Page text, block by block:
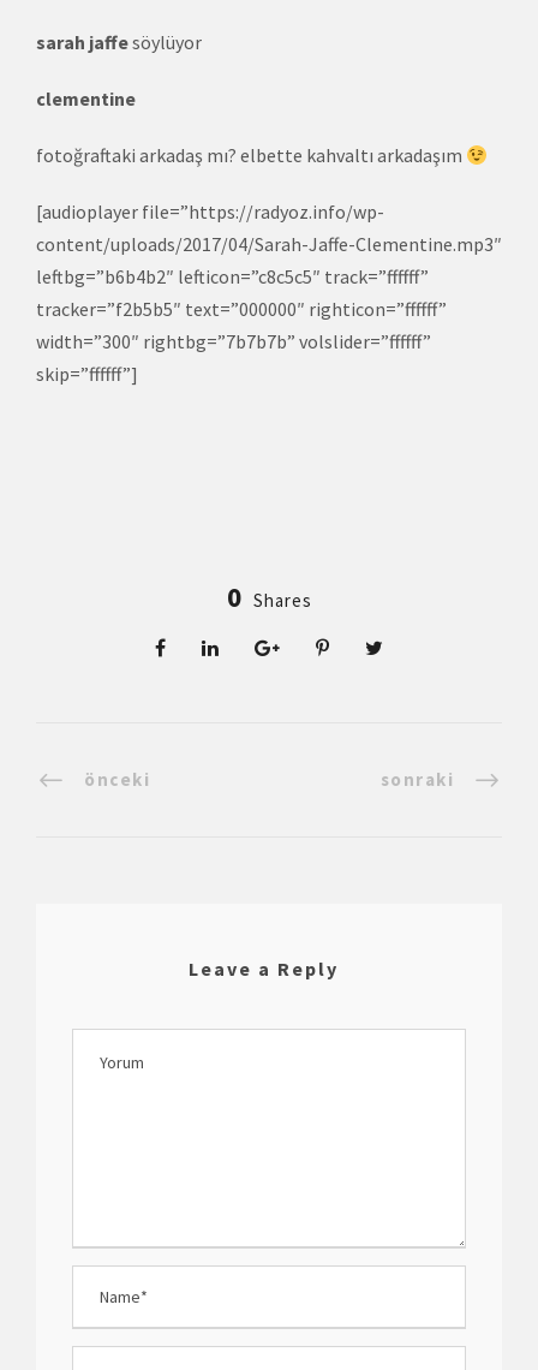
sarah jaffesöylüyor
clementine
fotoğraftaki arkadaş mı? elbette kahvaltı arkadaşım
[audioplayer file=”https://radyoz.info/wp-
content/uploads/2017/04/Sarah-Jaffe-Clementine.mp3″
leftbg=”b6b4b2″ lefticon=”c8c5c5″ track=”ffffff”
tracker=”f2b5b5″ text=”000000″ righticon=”ffffff”
width=”300″ rightbg=”7b7b7b” volslider=”ffffff”
skip=”ffffff”]
0 Shares
önceki sonraki
Leave a Reply